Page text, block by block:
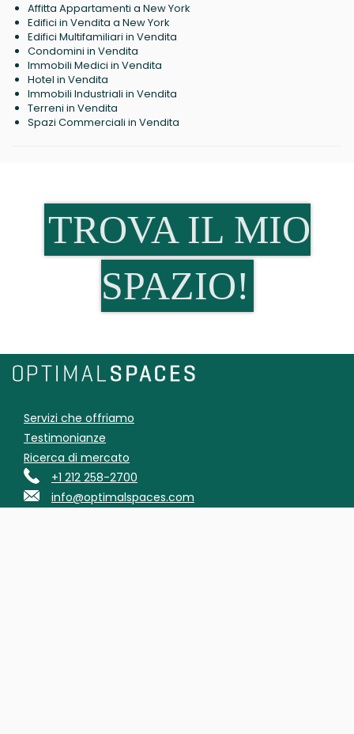
Affitta Appartamenti a New York
Edifici in Vendita a New York
Edifici Multifamiliari in Vendita
Condomini in Vendita
Immobili Medici in Vendita
Hotel in Vendita
Immobili Industriali in Vendita
Terreni in Vendita
Spazi Commerciali in Vendita
TROVA IL MIO
SPAZIO!
Servizi che offriamo
Testimonianze
Ricerca di mercato
+1 212 258-2700
info@optimalspaces.com